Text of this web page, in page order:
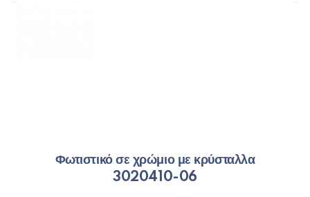
Φωτιστικό σε χρώμιο με κρύσταλλα
3020410-06